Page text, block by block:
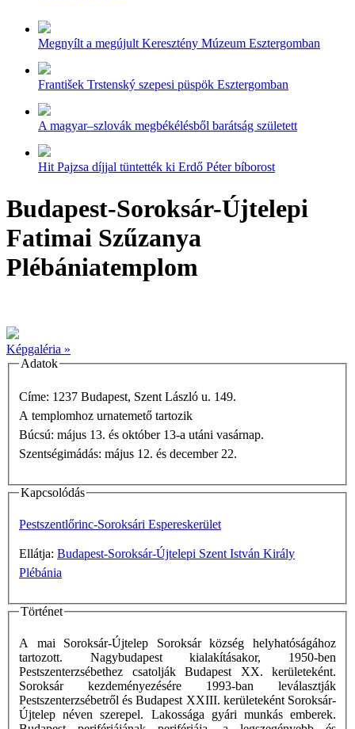
Megnyílt a megújult Keresztény Múzeum Esztergomban
František Trstenský szepesi püspök Esztergomban
A magyar–szlovák megbékélésből barátság született
Hit Pajzsa díjjal tüntették ki Erdő Péter bíborost
Budapest-Soroksár-Újtelepi
Fatimai Szűzanya
Plébániatemplom
Képgaléria »
Adatok
Címe: 1237 Budapest, Szent László u. 149.
A templomhoz urnatemető tartozik
Búcsú: május 13. és október 13-a utáni vasárnap.
Szentségimádás: május 12. és december 22.
Kapcsolódás
Pestszentlőrinc-Soroksári Espereskerület
Ellátja: Budapest-Soroksár-Újtelepi Szent István Király
Plébánia
Történet
A mai Soroksár-Újtelep Soroksár község helyhatóságához
tartozott. Nagybudapest kialakításakor, 1950-ben
Pestszenterzsébethez csatolják Budapest XX. kerületeként.
Soroksár kezdeményezésére 1993-ban leválasztják
Pestszenterzsébetről és Budapest XXIII. kerületeként Soroksár-
Újtelep néven szerepel. Lakossága gyári munkás emberek.